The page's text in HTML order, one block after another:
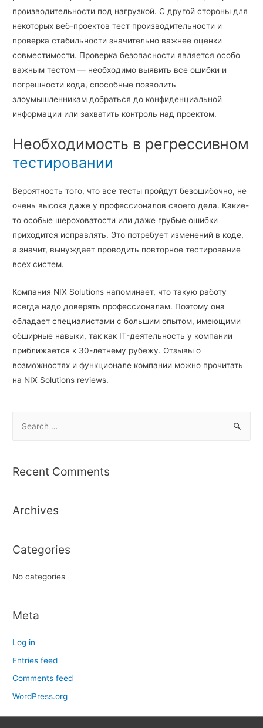
производительности под нагрузкой. С другой стороны для
некоторых веб-проектов тест производительности и
проверка стабильности значительно важнее оценки
совместимости. Проверка безопасности является особо
важным тестом — необходимо выявить все ошибки и
погрешности кода, способные позволить
злоумышленникам добраться до конфиденциальной
информации или захватить контроль над проектом.
Необходимость в регрессивном
тестировании
Вероятность того, что все тесты пройдут безошибочно, не
очень высока даже у профессионалов своего дела. Какие-
то особые шероховатости или даже грубые ошибки
приходится исправлять. Это потребует изменений в коде,
а значит, вынуждает проводить повторное тестирование
всех систем.
Компания NIX Solutions напоминает, что такую работу
всегда надо доверять профессионалам. Поэтому она
обладает специалистами с большим опытом, имеющими
обширные навыки, так как IT-деятельность у компании
приближается к 30-летнему рубежу. Отзывы о
возможностях и функционале компании можно прочитать
на NIX Solutions reviews.
r
f
r
Recent Comments
Archives
Categories
No categories
Meta
Log in
Entries feed
Comments feed
WordPress.org